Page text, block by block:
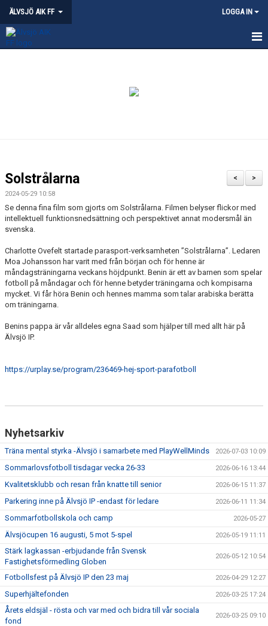
ÄLVSJÖ AIK FF LOGGA IN
ÄLVSJÖS IDROTTSPLATSER
KLÄDPROFIL
LEDARE
VÅRDNADSHAVARE
MATCHER
UTBILDNINGAR
>
<
Solstrålarna
2024-05-29 10:58
Se denna fina film som gjorts om Solstrålarna. Filmen belyser flickor med
intellektuell funktionsnedsättning och perspektivet annat modersmål än
svenska.
Charlotte Ovefelt startade parasport-verksamheten ”Solstrålarna”. Ledaren
Moa Johansson har varit med från början och för henne är
måndagsträningarna veckans höjdpunkt. Benin är ett av barnen som spelar
fotboll på måndagar och för henne betyder träningarna och kompisarna
mycket. Vi får höra Benin och hennes mamma som talar arabiska berätta
om träningarna.
Benins pappa är vår alldeles egna Saad som hjälper till med allt här på
Älvsjö IP.
https://urplay.se/program/236469-hej-sport-parafotboll
Nyhetsarkiv
Träna mental styrka -Älvsjö i samarbete med PlayWellMinds 2026-07-03 10:09
Sommarlovsfotboll tisdagar vecka 26-33 2026-06-16 13:44
Kvalitetsklubb och resan från knatte till senior 2026-06-15 11:37
Parkering inne på Älvsjö IP -endast för ledare 2026-06-11 11:34
Sommarfotbollskola och camp 2026-05-27
Älvsjöcupen 16 augusti, 5 mot 5-spel 2026-05-19 11:11
Stärk lagkassan -erbjudande från Svensk
Fastighetsförmedling Globen
2026-05-12 10:54
Fotbollsfest på Älvsjö IP den 23 maj 2026-04-29 12:27
Superhjältefonden 2026-03-25 17:24
Årets eldsjäl - rösta och var med och bidra till vår sociala
fond
2026-03-25 09:10